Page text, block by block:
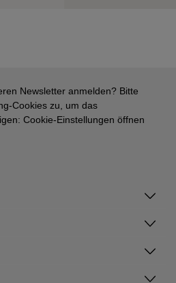
Newsletter anmelden? Bitte
Cookies zu, um das
Cookie-Einstellungen öffnen